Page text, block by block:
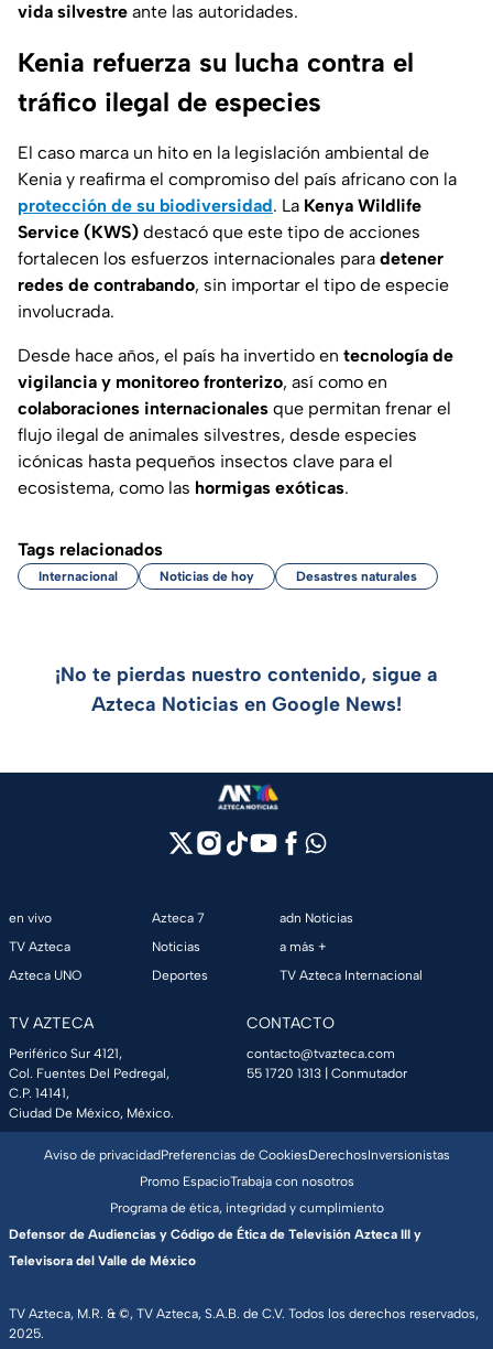
vida silvestre ante las autoridades.
Kenia refuerza su lucha contra el
tráfico ilegal de especies
El caso marca un hito en la legislación ambiental de
Kenia y reafirma el compromiso del país africano con la
protección de su biodiversidad. La Kenya Wildlife
Service (KWS) destacó que este tipo de acciones
fortalecen los esfuerzos internacionales para detener
redes de contrabando, sin importar el tipo de especie
involucrada.
Desde hace años, el país ha invertido en tecnología de
vigilancia y monitoreo fronterizo, así como en
colaboraciones internacionales que permitan frenar el
flujo ilegal de animales silvestres, desde especies
icónicas hasta pequeños insectos clave para el
ecosistema, como las hormigas exóticas.
Tags relacionados
Internacional Noticias de hoy Desastres naturales
¡No te pierdas nuestro contenido, sigue a
Azteca Noticias en Google News!
en vivo
TV Azteca
Azteca UNO
Azteca 7
Noticias
Deportes
adn Noticias
a más +
TV Azteca Internacional
TV AZTECA
Periférico Sur 4121,
Col. Fuentes Del Pedregal,
C.P. 14141,
Ciudad De México, México.
CONTACTO
contacto@tvazteca.com
55 1720 1313 | Conmutador
TV Azteca, M.R. & ©, TV Azteca, S.A.B. de C.V. Todos los derechos reservados,
2025.
Aviso de privacidadPreferencias de CookiesDerechosInversionistas
Promo EspacioTrabaja con nosotros
Programa de ética, integridad y cumplimiento
Defensor de Audiencias y Código de Ética de Televisión Azteca III y
Televisora del Valle de México